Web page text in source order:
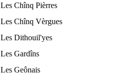
Les Chînq Pièrres
Les Chînq Vèrgues
Les Dithouil'yes
Les Gardîns
Les Geônais